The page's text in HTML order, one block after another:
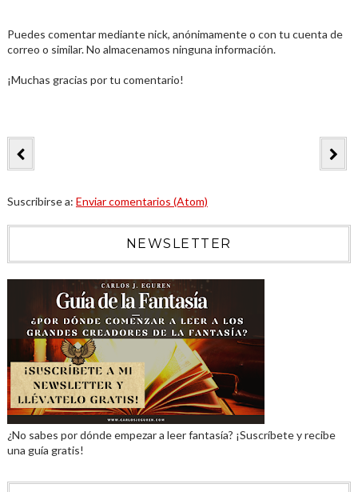
Puedes comentar mediante nick, anónimamente o con tu cuenta de
correo o similar. No almacenamos ninguna información.
¡Muchas gracias por tu comentario!
Suscribirse a: Enviar comentarios (Atom)
NEWSLETTER
¿No sabes por dónde empezar a leer fantasía? ¡Suscríbete y recibe
una guía gratis!